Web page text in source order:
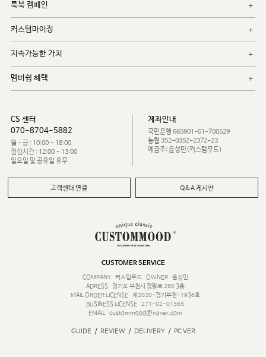
룩북 캠페인
커스텀마이징
지속가능한 가치
멤버쉽 혜택
CS 센터
070-8704-5882
월 - 금 : 10:00 ~ 18:00
점심시간 : 12:00 ~ 13:00
일요일 및 공휴일 휴무
계좌안내
국민은행 665901-01-700529
농협 352-0352-2372-23
예금주: 윤성민(커스텀무드)
고객센터 연결 Q&A 게시판
CUSTOMER SERVICE
COMPANY
커스텀무드 OWNER
윤성민
ADRESS
경기도 부천시 장말로 260 3층
MAIL ORDER LICENSE
제2020-경기부천-1936호
BUSINESS LICENSE 271-02-01565
EMAIL
custommood@naver.com
GUIDE / REVIEW / DELIVERY / PC VER